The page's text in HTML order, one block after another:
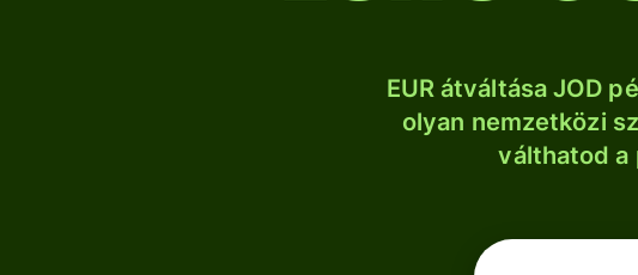
EUR átváltása JOD
olyan nemzetközi
válthatod a